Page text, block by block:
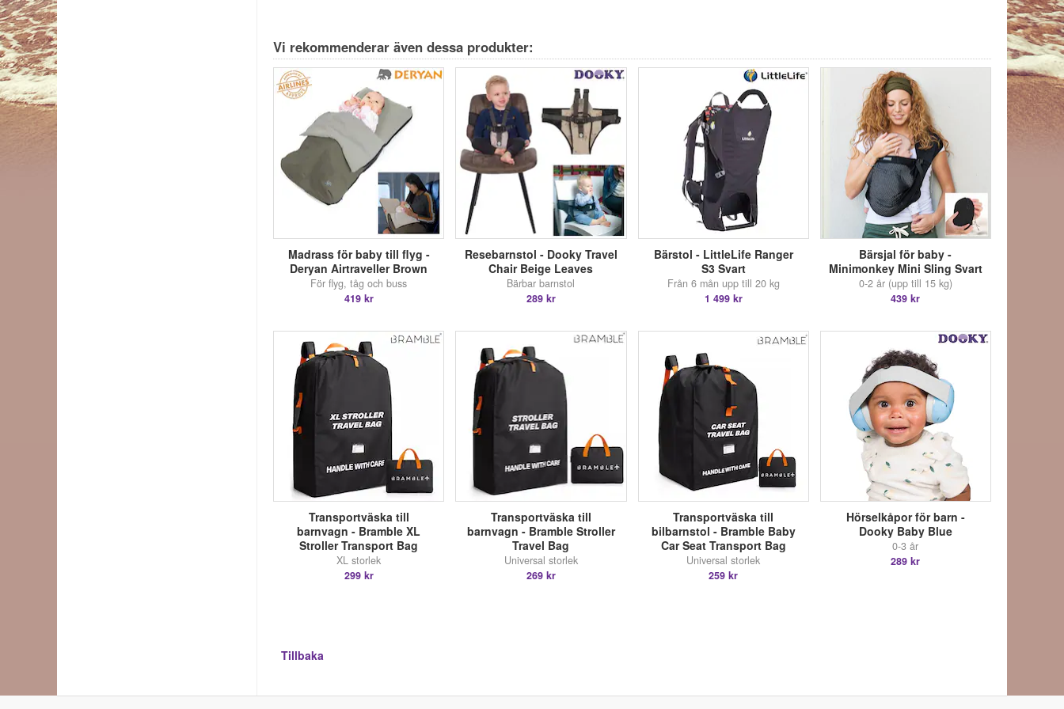
Vi rekommenderar även dessa produkter:
Madrass för baby till flyg -
Deryan Airtraveller Brown
För flyg, tåg och buss
419 kr
Resebarnstol - Dooky Travel
Chair Beige Leaves
Bärbar barnstol
289 kr
Bärstol - LittleLife Ranger
S3 Svart
Från 6 mån upp till 20 kg
1 499 kr
Bärsjal för baby -
Minimonkey Mini Sling Svart
0-2 år (upp till 15 kg)
439 kr
Transportväska till
barnvagn - Bramble XL
Stroller Transport Bag
XL storlek
299 kr
Transportväska till
barnvagn - Bramble Stroller
Travel Bag
Universal storlek
269 kr
Transportväska till
bilbarnstol - Bramble Baby
Car Seat Transport Bag
Universal storlek
259 kr
Hörselkåpor för barn -
Dooky Baby Blue
0-3 år
289 kr
Tillbaka